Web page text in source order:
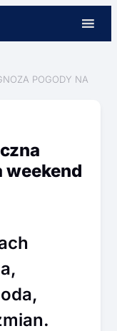
POGODY NA
weekend